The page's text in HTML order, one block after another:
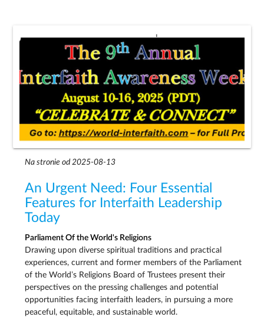
Na stronie od 2025-08-13
An Urgent Need: Four Essential
Features for Interfaith Leadership
Today
Parliament Of the World's Religions
Drawing upon diverse spiritual traditions and practical
experiences, current and former members of the Parliament
of the World’s Religions Board of Trustees present their
perspectives on the pressing challenges and potential
opportunities facing interfaith leaders, in pursuing a more
peaceful, equitable, and sustainable world.